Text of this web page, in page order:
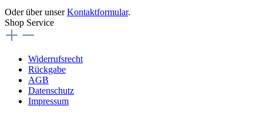
Oder über unserKontaktformular.
Shop Service
Widerrufsrecht
Rückgabe
AGB
Datenschutz
Impressum